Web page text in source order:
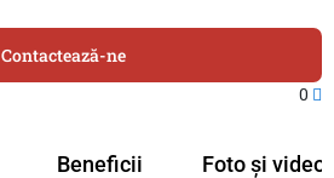
Beneficii Foto și video
Contactează-ne
0